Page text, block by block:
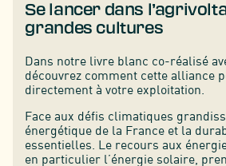
Se lancer dans
grandes cultures
Dans notre livre blanc co-réalisé
découvrez comment cette alliance
directement à votre exploitation.
Face aux défis climatiques
énergétique de la France et la
essentielles. Le recours aux
en particulier l’énergie solaire,